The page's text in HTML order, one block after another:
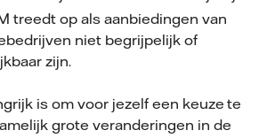
treedt op als aanbiedingen van
niet begrijpelijk of
zijn.
is om voor jezelf een keuze te
grote veranderingen in de